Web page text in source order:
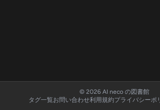
© 2026 AI neco の図書館
タグ一覧お問い合わせ利用規約プライバシーポ